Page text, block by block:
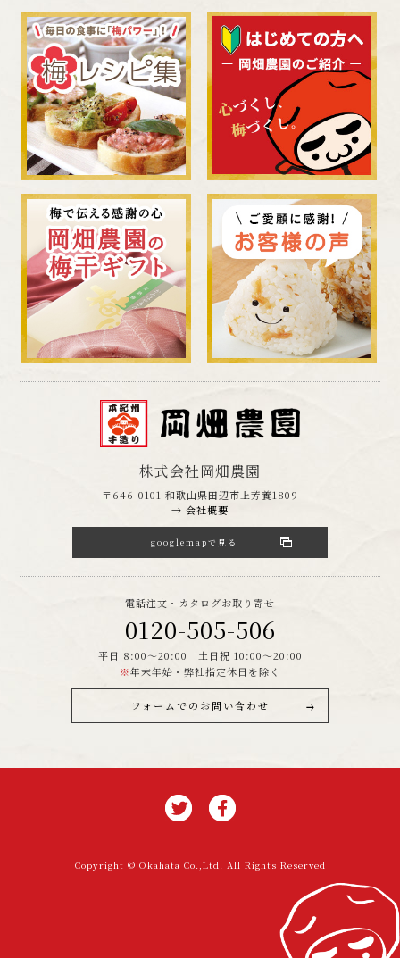
株式会社岡畑農園
〒646-0101 和歌山県田辺市上芳養1809
→ 会社概要
googlemapで見る
電話注文・カタログお取り寄せ
0120-505-506
平日 8:00～20:00 土日祝 10:00～20:00
※年末年始・弊社指定休日を除く
フォームでのお問い合わせ
Copyright © Okahata Co.,Ltd. All Rights Reserved